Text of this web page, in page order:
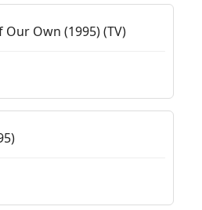
Our Own (1995) (TV)